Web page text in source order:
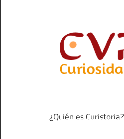
contenido
anécdotas
de
¿Quién es Curistoria?